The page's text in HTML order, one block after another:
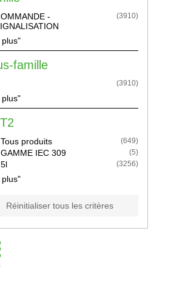
-
(3910)
plus"
famille
(3910)
plus"
Tous produits (649)
GAMME IEC 309 (5)
5l (3256)
plus"
Réinitialiser tous les critères